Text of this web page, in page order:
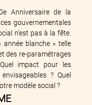
Anniversaire de la
gouvernementales
n’est pas à la fête.
année blanche » telle
des re-paramétrages
impact pour les
? Quel
modèle social ?